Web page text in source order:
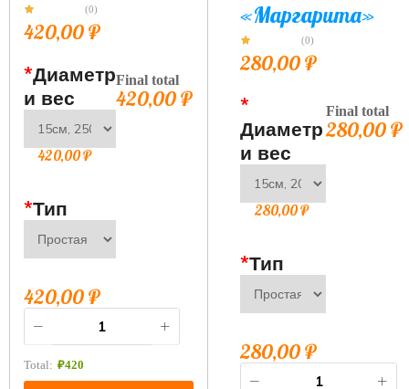
(0)
420,00₽
*Диаметр
и вес
420,00₽
*Тип
Final total
420,00₽
420,00₽
Total: ₽420
«Маргарита»
(0)
280,00₽
*
Диаметр
и вес
280,00₽
*Тип
Final total
280,00₽
280,00₽